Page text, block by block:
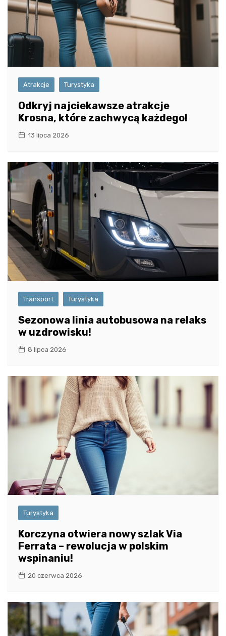
Atrakcje Turystyka
Odkryj najciekawsze atrakcje
Krosna, które zachwycą każdego!
13 lipca 2026
Transport Turystyka
Sezonowa linia autobusowa na relaks
w uzdrowisku!
8 lipca 2026
Turystyka
Korczyna otwiera nowy szlak Via
Ferrata – rewolucja w polskim
wspinaniu!
20 czerwca 2026